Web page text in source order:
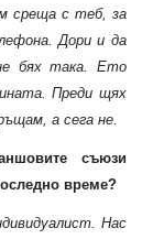
среща с теб, за
Дори и да
бях така. Ето
Преди щях
а сега не.
съюзи
време?
Нас